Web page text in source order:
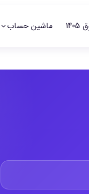
ماشین حساب